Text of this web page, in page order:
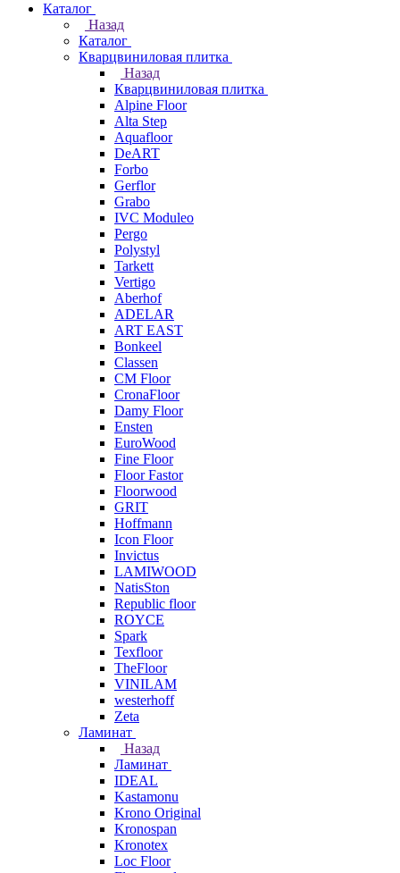
Каталог
Назад
Каталог
Кварцвиниловая плитка
Назад
Кварцвиниловая плитка
Alpine Floor
Alta Step
Aquafloor
DeART
Forbo
Gerflor
Grabo
IVC Moduleo
Pergo
Polystyl
Tarkett
Vertigo
Aberhof
ADELAR
ART EAST
Bonkeel
Classen
CM Floor
CronaFloor
Damy Floor
Ensten
EuroWood
Fine Floor
Floor Fastor
Floorwood
GRIT
Hoffmann
Icon Floor
Invictus
LAMIWOOD
NatisSton
Republic floor
ROYCE
Spark
Texfloor
TheFloor
VINILAM
westerhoff
Zeta
Ламинат
Назад
Ламинат
IDEAL
Kastamonu
Krono Original
Kronospan
Kronotex
Loc Floor